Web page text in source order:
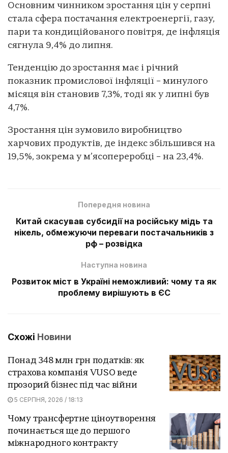
Основним чинником зростання цін у серпні
стала сфера постачання електроенергії, газу,
пари та кондиційованого повітря, де інфляція
сягнула 9,4% до липня.
Тенденцію до зростання має і річний
показник промислової інфляції – минулого
місяця він становив 7,3%, тоді як у липні був
4,7%.
Зростання цін зумовило виробництво
харчових продуктів, де індекс збільшився на
19,5%, зокрема у м’ясопереробці – на 23,4%.
Попередня новина
Китай скасував субсидії на російську мідь та
нікель, обмежуючи переваги постачальників з
рф – розвідка
Наступна новина
Розвиток міст в Україні неможливий: чому та як
проблему вирішують в ЄС
Схожі Новини
Понад 348 млн грн податків: як
страхова компанія VUSO веде
прозорий бізнес під час війни
5 СЕРПНЯ, 2026 / 18:13
Чому трансфертне ціноутворення
починається ще до першого
міжнародного контракту